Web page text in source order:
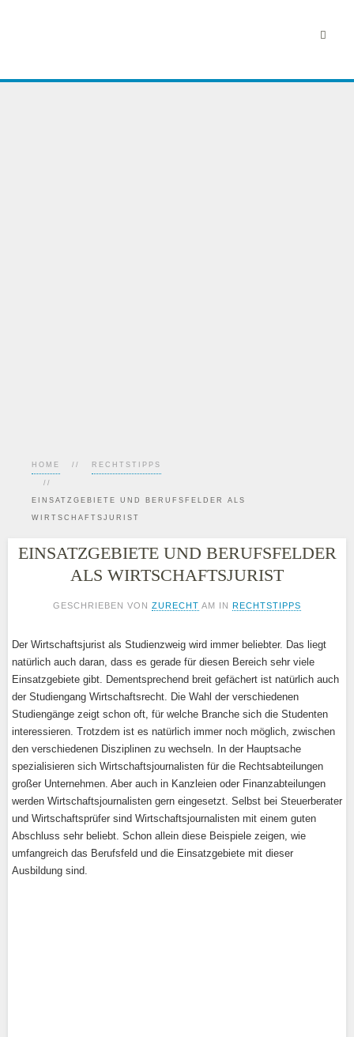
HOME RECHTSTIPPS
EINSATZGEBIETE UND BERUFSFELDER ALS
WIRTSCHAFTSJURIST
EINSATZGEBIETE UND BERUFSFELDER
ALS WIRTSCHAFTSJURIST
GESCHRIEBEN VON ZURECHT AM IN RECHTSTIPPS
Der Wirtschaftsjurist als Studienzweig wird immer beliebter. Das liegt
natürlich auch daran, dass es gerade für diesen Bereich sehr viele
Einsatzgebiete gibt. Dementsprechend breit gefächert ist natürlich auch
der Studiengang Wirtschaftsrecht. Die Wahl der verschiedenen
Studiengänge zeigt schon oft, für welche Branche sich die Studenten
interessieren. Trotzdem ist es natürlich immer noch möglich, zwischen
den verschiedenen Disziplinen zu wechseln. In der Hauptsache
spezialisieren sich Wirtschaftsjournalisten für die Rechtsabteilungen
großer Unternehmen. Aber auch in Kanzleien oder Finanzabteilungen
werden Wirtschaftsjournalisten gern eingesetzt. Selbst bei Steuerberater
und Wirtschaftsprüfer sind Wirtschaftsjournalisten mit einem guten
Abschluss sehr beliebt. Schon allein diese Beispiele zeigen, wie
umfangreich das Berufsfeld und die Einsatzgebiete mit dieser
Ausbildung sind.